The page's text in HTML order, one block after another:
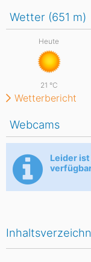
Wetter (651 m)
Heute
21 °C
Wetterbericht
Webcams
Leider